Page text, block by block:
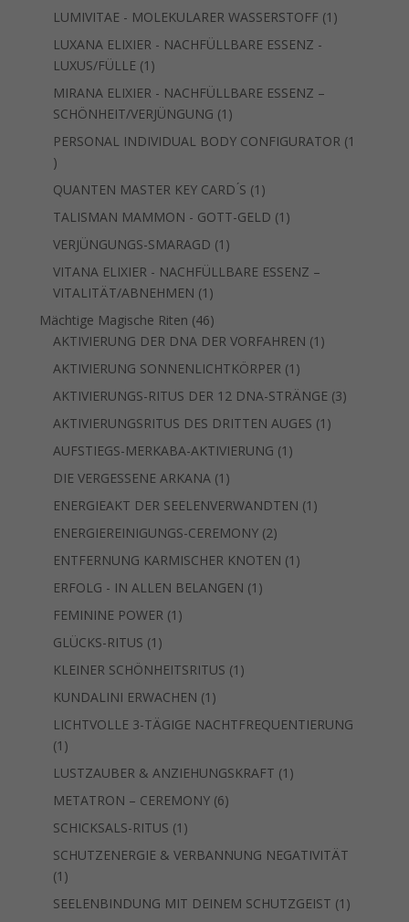
Produkt
LUMIVITAE - MOLEKULARER WASSERSTOFF 1 1
LUXANA ELIXIER - NACHFÜLLBARE ESSENZ -
LUXUS/FÜLLE 1 1
Produkt
MIRANA ELIXIER - NACHFÜLLBARE ESSENZ –
SCHÖNHEIT/VERJÜNGUNG 1 1
Produkt
PERSONAL INDIVIDUAL BODY CONFIGURATOR 1
1
Produkt
QUANTEN MASTER KEY CARD ́S 1 1
Produkt
TALISMAN MAMMON - GOTT-GELD 1 1
VERJÜNGUNGS-SMARAGD 1 1
Produkt
VITANA ELIXIER - NACHFÜLLBARE ESSENZ –
VITALITÄT/ABNEHMEN 1 1
Produkt
Mächtige Magische Riten 4646
Produkte
AKTIVIERUNG DER DNA DER VORFAHREN 1 1
AKTIVIERUNG SONNENLICHTKÖRPER 1 1
Produkt
AKTIVIERUNGS-RITUS DER 12 DNA-STRÄNGE 33
AKTIVIERUNGSRITUS DES DRITTEN AUGES 1 1
AUFSTIEGS-MERKABA-AKTIVIERUNG 1 1
DIE VERGESSENE ARKANA 1 1
Produkt
ENERGIEAKT DER SEELENVERWANDTEN 1 1
ENERGIEREINIGUNGS-CEREMONY 22
Produkte
ENTFERNUNG KARMISCHER KNOTEN 1 1
ERFOLG - IN ALLEN BELANGEN 1 1
FEMININE POWER 1 1
GLÜCKS-RITUS 1 1
Produkt
KLEINER SCHÖNHEITSRITUS 1 1
KUNDALINI ERWACHEN 1 1
Produkt
LICHTVOLLE 3-TÄGIGE NACHTFREQUENTIERUNG
1 1
Produkt
LUSTZAUBER & ANZIEHUNGSKRAFT 1 1
METATRON – CEREMONY 66
SCHICKSALS-RITUS 1 1
Produkt
SCHUTZENERGIE & VERBANNUNG NEGATIVITÄT
1 1
Produkt
SEELENBINDUNG MIT DEINEM SCHUTZGEIST 1 1